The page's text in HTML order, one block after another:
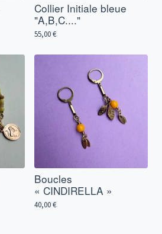
Collier Initiale bleue
"A,B,C...."
55,00€
Boucles
« CINDIRELLA »
40,00€